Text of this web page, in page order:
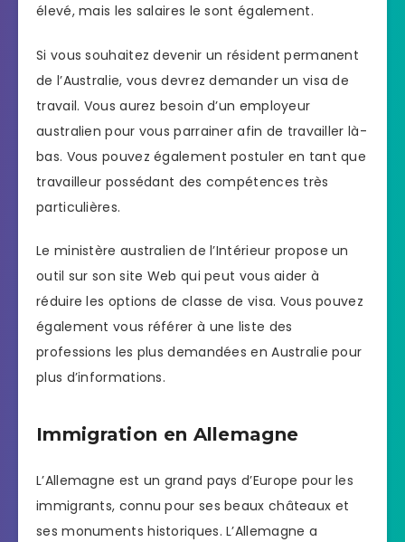
élevé, mais les salaires le sont également.
Si vous souhaitez devenir un résident permanent
de l’Australie, vous devrez demander un visa de
travail. Vous aurez besoin d’un employeur
australien pour vous parrainer afin de travailler là-
bas. Vous pouvez également postuler en tant que
travailleur possédant des compétences très
particulières.
Le ministère australien de l’Intérieur propose un
outil sur son site Web qui peut vous aider à
réduire les options de classe de visa. Vous pouvez
également vous référer à une liste des
professions les plus demandées en Australie pour
plus d’informations.
Immigration en Allemagne
L’Allemagne est un grand pays d’Europe pour les
immigrants, connu pour ses beaux châteaux et
ses monuments historiques. L’Allemagne a